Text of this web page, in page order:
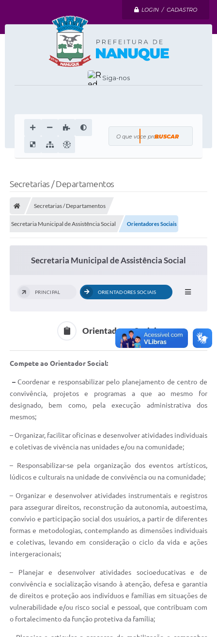
LOGIN / CADASTRO
Siga-nos
O que voce procura?
Secretarias / Departamentos
Secretarias / Departamentos
Secretaria Municipal de Assistência Social Orientadores Sociais
Secretaria Municipal de Assistência Social
PRINCIPAL ORIENTADORES SOCIAIS
Orientadores Sociais
Compete ao Orientador Social:
–Coordenar e responsabilizar pelo planejamento de centro de
convivência, projetos e programas a que ao mesmo for
designado, bem como, pela execução administrativa dos
mesmos;
– Organizar, facilitar oficinas e desenvolver atividades individuais
e coletivas de vivência nas unidades e/ou na comunidade;
– Responsabilizar-se pela organização dos eventos artísticos,
lúdicos e culturais na unidade de convivência ou na comunidade;
– Organizar e desenvolver atividades instrumentais e registros
para assegurar direitos, reconstrução da autonomia, autoestima,
convívio e participação social dos usuários, a partir de diferentes
formas e metodologias, contemplando as dimensões individuais
e coletivas, levando em consideração o ciclo da vida e ações
intergeracionais;
– Planejar e desenvolver atividades socioeducativas e de
convivência e socialização visando à atenção, defesa e garantia
de direitos e proteção aos indivíduos e famílias em situações de
vulnerabilidade e/ou risco social e pessoal, que contribuam com
o fortalecimento da função protetiva da família;